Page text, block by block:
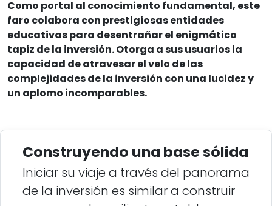
Como portal al conocimiento fundamental, este
faro colabora con prestigiosas entidades
educativas para desentrañar el enigmático
tapiz de la inversión. Otorga a sus usuarios la
capacidad de atravesar el velo de las
complejidades de la inversión con una lucidez y
un aplomo incomparables.
Construyendo una base sólida
Iniciar su viaje a través del panorama
de la inversión es similar a construir